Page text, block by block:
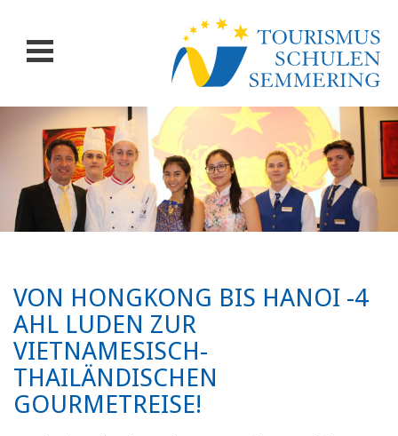
VON HONGKONG BIS HANOI -4
AHL LUDEN ZUR
VIETNAMESISCH-
THAILÄNDISCHEN
GOURMETREISE!